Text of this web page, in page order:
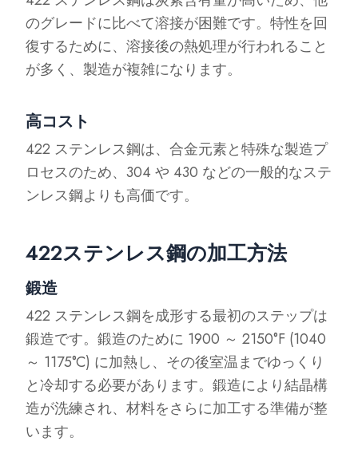
のグレードに比べて溶接が困難です。特性を回
復するために、溶接後の熱処理が行われること
が多く、製造が複雑になります。
高コスト
422 ステンレス鋼は、合金元素と特殊な製造プ
ロセスのため、304 や 430 などの一般的なステ
ンレス鋼よりも高価です。
422ステンレス鋼の加工方法
鍛造
422 ステンレス鋼を成形する最初のステップは
鍛造です。鍛造のために 1900 ～ 2150°F (1040
～ 1175°C) に加熱し、その後室温までゆっくり
と冷却する必要があります。鍛造により結晶構
造が洗練され、材料をさらに加工する準備が整
います。